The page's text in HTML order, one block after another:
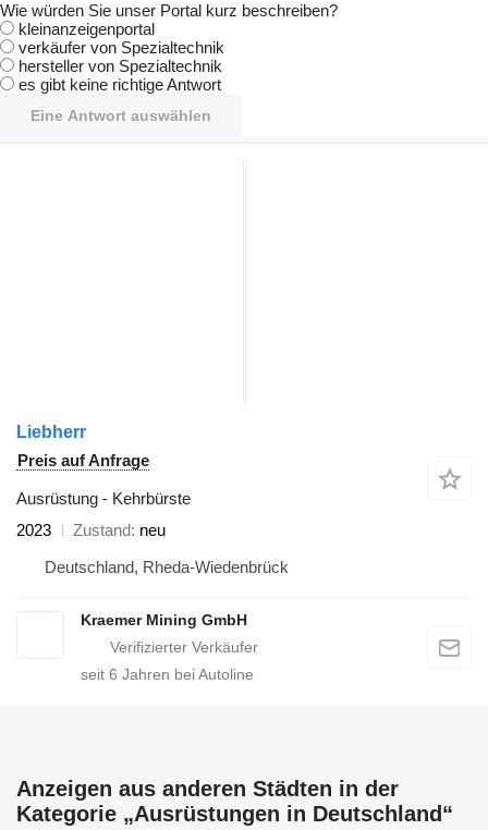
Wie würden Sie unser Portal kurz beschreiben?
kleinanzeigenportal
verkäufer von Spezialtechnik
hersteller von Spezialtechnik
es gibt keine richtige Antwort
Eine Antwort auswählen
Liebherr
Preis auf Anfrage
Ausrüstung - Kehrbürste
2023
Zustand neu
Deutschland, Rheda-Wiedenbrück
Kraemer Mining GmbH
seit 6 Jahren bei Autoline
Anzeigen aus anderen Städten in der
Kategorie „Ausrüstungen in Deutschland“